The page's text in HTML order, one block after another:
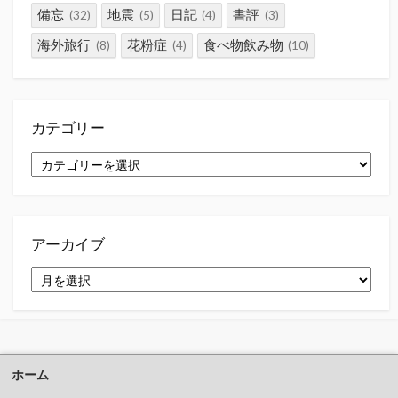
備忘 (32) 地震 (5) 日記 (4) 書評 (3)
海外旅行 (8) 花粉症 (4) 食べ物飲み物 (10)
カテゴリー
テ
アーカイブ
ー
ホーム